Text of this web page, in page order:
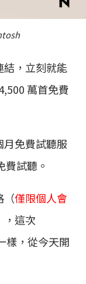
結，立刻就能
萬首免費
免費試聽服
試聽。
（僅限個人會
，這次
樣，從今天開